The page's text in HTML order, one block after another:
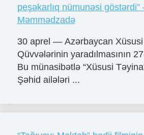
peşəkarlıq nümunəsi göstərdi”
Məmmədzadə
30 aprel — Azərbaycan Xüsusi
Qüvvələrinin yaradılmasının
Bu münasibətlə “Xüsusi
Şəhid ailələri ...